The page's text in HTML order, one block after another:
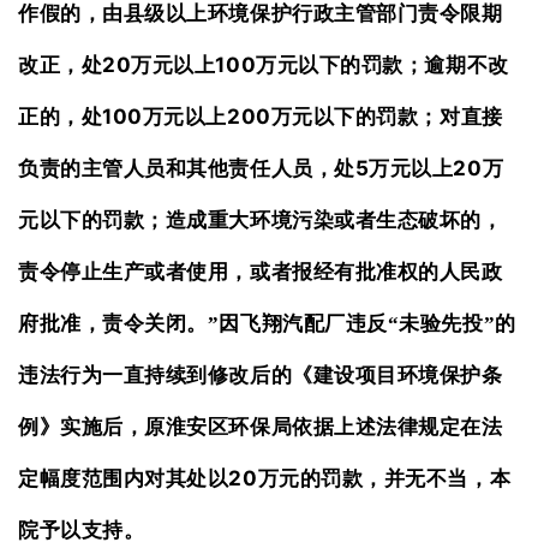
作假的，由县级以上环境保护行政主管部门责令限期
改正，处20万元以上100万元以下的罚款；逾期不改
正的，处100万元以上200万元以下的罚款；对直接
负责的主管人员和其他责任人员，处5万元以上20万
元以下的罚款；造成重大环境污染或者生态破坏的，
责令停止生产或者使用，或者报经有批准权的人民政
府批准，责令关闭。”因飞翔汽配厂违反“未验先投”的
违法行为一直持续到修改后的《建设项目环境保护条
例》实施后，原淮安区环保局依据上述法律规定在法
定幅度范围内对其处以20万元的罚款，并无不当，本
院予以支持。